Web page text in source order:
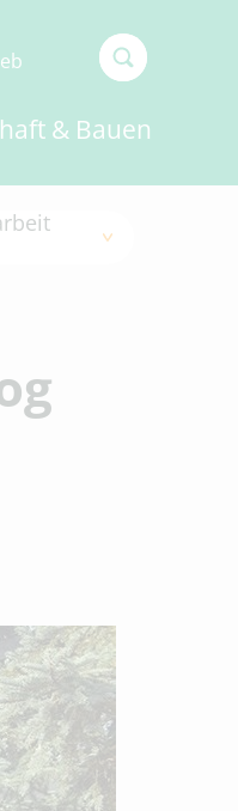
& Bauen
more
for